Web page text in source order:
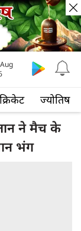
क्रिकेट ज्योतिष
ने मैच के
भंग